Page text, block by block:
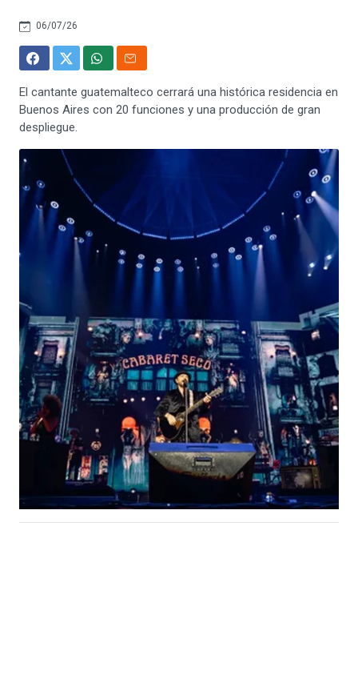
06/07/26
El cantante guatemalteco cerrará una histórica residencia en
Buenos Aires con 20 funciones y una producción de gran
despliegue.